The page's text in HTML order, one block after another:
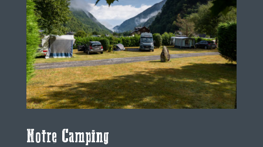
Notre Camping